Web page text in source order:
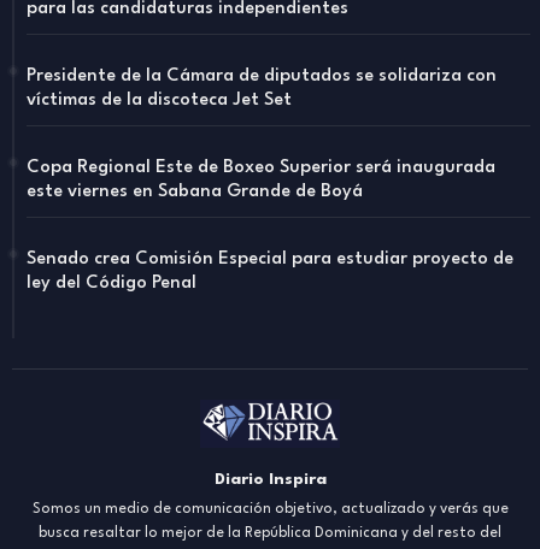
para las candidaturas independientes
Presidente de la Cámara de diputados se solidariza con
víctimas de la discoteca Jet Set
Copa Regional Este de Boxeo Superior será inaugurada
este viernes en Sabana Grande de Boyá
Senado crea Comisión Especial para estudiar proyecto de
ley del Código Penal
Diario Inspira
Somos un medio de comunicación objetivo, actualizado y verás que
busca resaltar lo mejor de la República Dominicana y del resto del